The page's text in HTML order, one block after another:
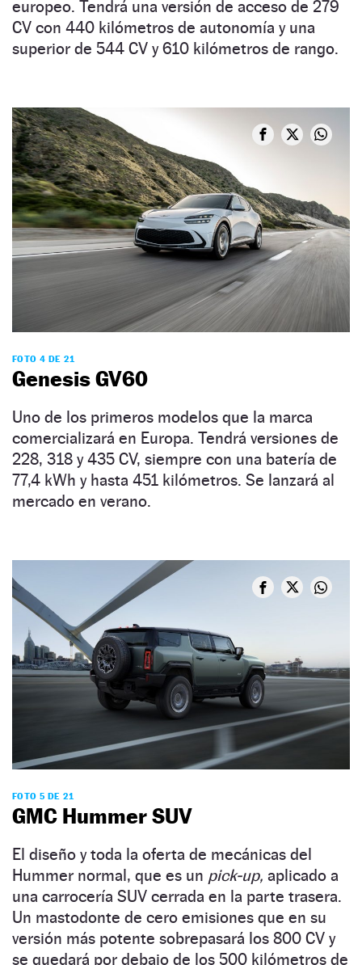
europeo. Tendrá una versión de acceso de 279
CV con 440 kilómetros de autonomía y una
superior de 544 CV y 610 kilómetros de rango.
FOTO 4 DE 21
Genesis GV60
Uno de los primeros modelos que la marca
comercializará en Europa. Tendrá versiones de
228, 318 y 435 CV, siempre con una batería de
77,4 kWh y hasta 451 kilómetros. Se lanzará al
mercado en verano.
FOTO 5 DE 21
GMC Hummer SUV
El diseño y toda la oferta de mecánicas del
Hummer normal, que es un pick-up, aplicado a
una carrocería SUV cerrada en la parte trasera.
Un mastodonte de cero emisiones que en su
versión más potente sobrepasará los 800 CV y
se quedará por debajo de los 500 kilómetros de